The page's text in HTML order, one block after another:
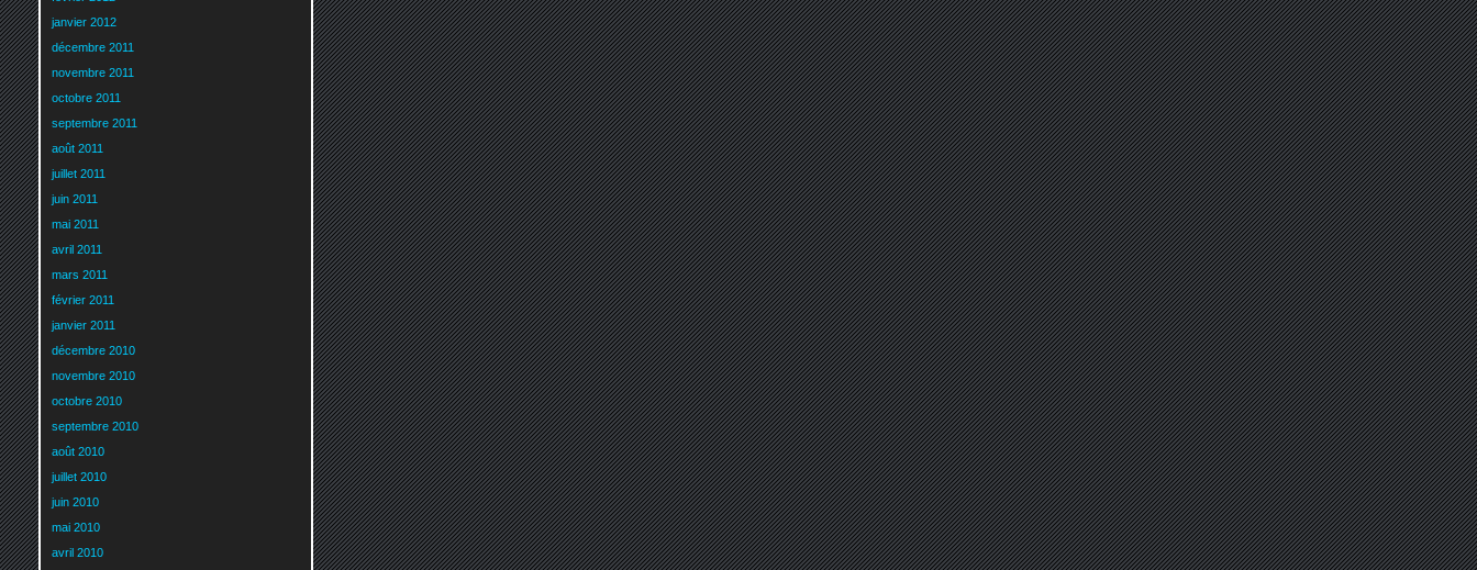
janvier 2012
décembre 2011
novembre 2011
octobre 2011
septembre 2011
août 2011
juillet 2011
juin 2011
mai 2011
avril 2011
mars 2011
février 2011
janvier 2011
décembre 2010
novembre 2010
octobre 2010
septembre 2010
août 2010
juillet 2010
juin 2010
mai 2010
avril 2010